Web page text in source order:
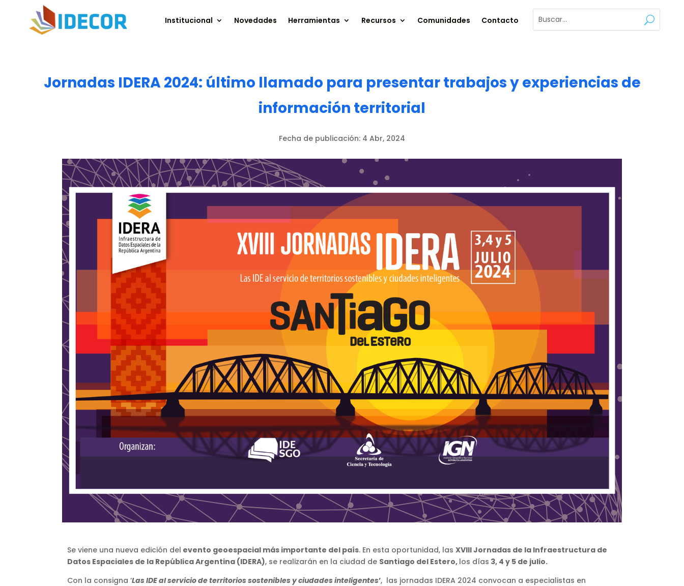
Institucional Novedades Herramientas Recursos Comunidades Contacto
Jornadas IDERA 2024: último llamado para presentar trabajos y experiencias de
información territorial
Fecha de publicación: 4 Abr, 2024
Se viene una nueva edición del evento geoespacial más importante del país. En esta oportunidad, las XVIII Jornadas de la Infraestructura de
Datos Espaciales de la República Argentina (IDERA), se realizarán en la ciudad de Santiago del Estero, los días 3, 4 y 5 de julio.
Con la consigna ‘Las IDE al servicio de territorios sostenibles y ciudades inteligentes’, las jornadas IDERA 2024 convocan a especialistas en